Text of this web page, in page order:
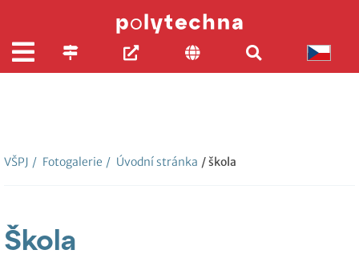
VŠPJ / Fotogalerie / Úvodní stránka / škola
Škola